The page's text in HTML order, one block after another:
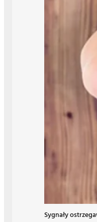
Sygnały